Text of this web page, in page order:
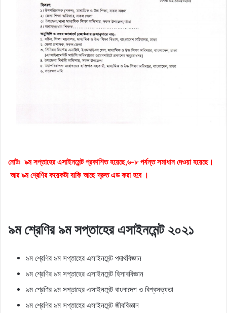
নোটঃ ৯ম সপ্তাহের এসাইনমেন্ট প্রকাশিত হয়েছে,৬-৮ পর্যন্ত সমাধান দেওয়া হয়েছে।
আর ৯ম শ্রেণির কয়েকটা বাকি আছে দ্রুত এড করা হবে ।
৯ম শ্রেণির ৯ম সপ্তাহের এসাইনমেন্ট ২০২১
৯ম শ্রেণির ৯ম সপ্তাহের এসাইনমেন্ট পদার্থবিজ্ঞান
৯ম শ্রেণির ৯ম সপ্তাহের এসাইনমেন্ট হিসাববিজ্ঞান
৯ম শ্রেণির ৯ম সপ্তাহের এসাইনমেন্ট বাংলাদেশ ও বিশ্বসভ্যতা
৯ম শ্রেণির ৯ম সপ্তাহের এসাইনমেন্ট জীববিজ্ঞান